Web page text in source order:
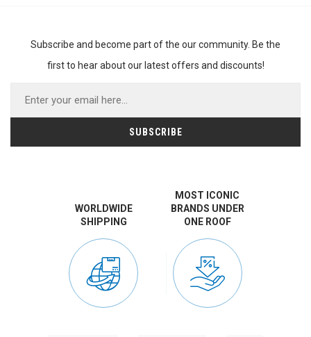
Subscribe and become part of the our community. Be the
first to hear about our latest offers and discounts!
WORLDWIDE
SHIPPING
MOST ICONIC
BRANDS UNDER
ONE ROOF